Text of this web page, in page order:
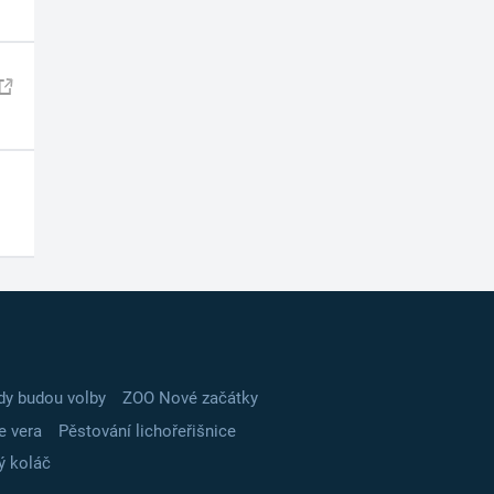
budou volby
ZOO Nové začátky
vera
Pěstování lichořeřišnice
koláč